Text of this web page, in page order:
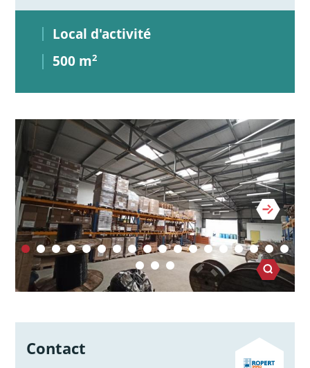
Local d'activité
500 m2
Contact